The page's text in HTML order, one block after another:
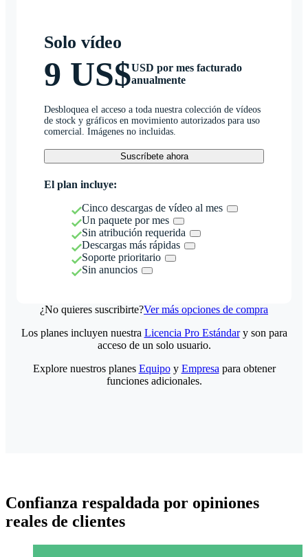
Solo vídeo
9 US$USD por mes facturado
anualmente
Desbloquea el acceso a toda nuestra colección de vídeos
de stock y gráficos en movimiento autorizados para uso
comercial. Imágenes no incluidas.
Suscríbete ahora
El plan incluye:
Cinco descargas de vídeo al mes
Un paquete por mes
Sin atribución requerida
Descargas más rápidas
Soporte prioritario
Sin anuncios
¿No quieres suscribirte?Ver más opciones de compra
Los planes incluyen nuestra Licencia Pro Estándary son para
acceso de un solo usuario.
Explore nuestros planes Equipoy Empresa para obtener
funciones adicionales.
Confianza respaldada por opiniones
reales de clientes